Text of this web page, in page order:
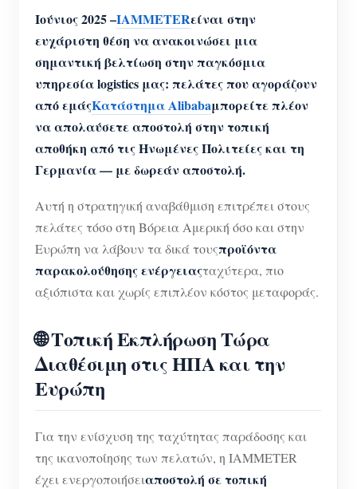
Ιούνιος 2025 –IAMMETERείναι στην
ευχάριστη θέση να ανακοινώσει μια
σημαντική βελτίωση στην παγκόσμια
υπηρεσία logistics μας: πελάτες που αγοράζουν
από εμάςΚατάστημα Alibabaμπορείτε πλέον
να απολαύσετε αποστολή στην τοπική
αποθήκη από τις Ηνωμένες Πολιτείες και τη
Γερμανία — με δωρεάν αποστολή.
Αυτή η στρατηγική αναβάθμιση επιτρέπει στους
πελάτες τόσο στη Βόρεια Αμερική όσο και στην
Ευρώπη να λάβουν τα δικά τουςπροϊόντα
παρακολούθησης ενέργειαςταχύτερα, πιο
αξιόπιστα και χωρίς επιπλέον κόστος μεταφοράς.
🌐 Τοπική Εκπλήρωση Τώρα
Διαθέσιμη στις ΗΠΑ και την
Ευρώπη
Για την ενίσχυση της ταχύτητας παράδοσης και
της ικανοποίησης των πελατών, η IAMMETER
έχει ενεργοποιήσειαποστολή σε τοπική